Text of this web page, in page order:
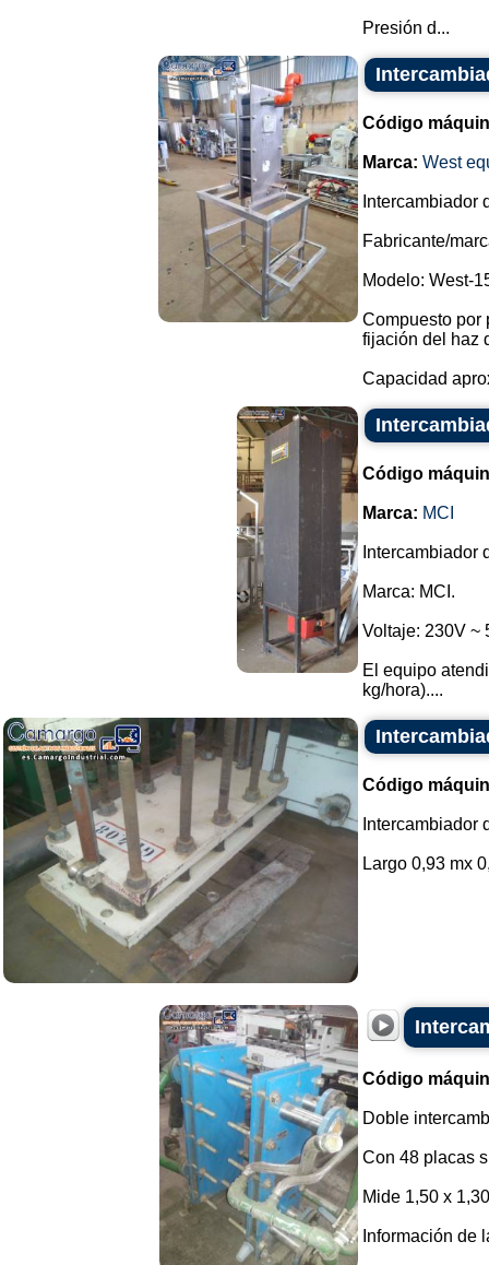
Presión d...
Código
Marca: West
Intercambiador
Fabricante/
Modelo: West-
Compuesto por
fijación del haz
Capacidad
Código
Marca: MCI
Intercambiador
Marca: MCI.
Voltaje: 230V ~
El equipo
kg/hora)....
Código
Intercambiador
Largo 0,93 mx
Código
Doble
Con 48 placas
Mide 1,50 x
Información de